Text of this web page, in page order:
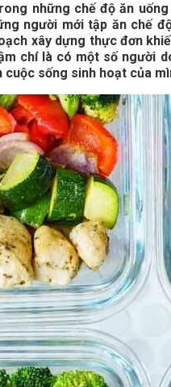
những chế độ ăn
người mới tập ăn chế
xây dựng thực đơn
chí là có một số người
cuộc sống sinh hoạt của